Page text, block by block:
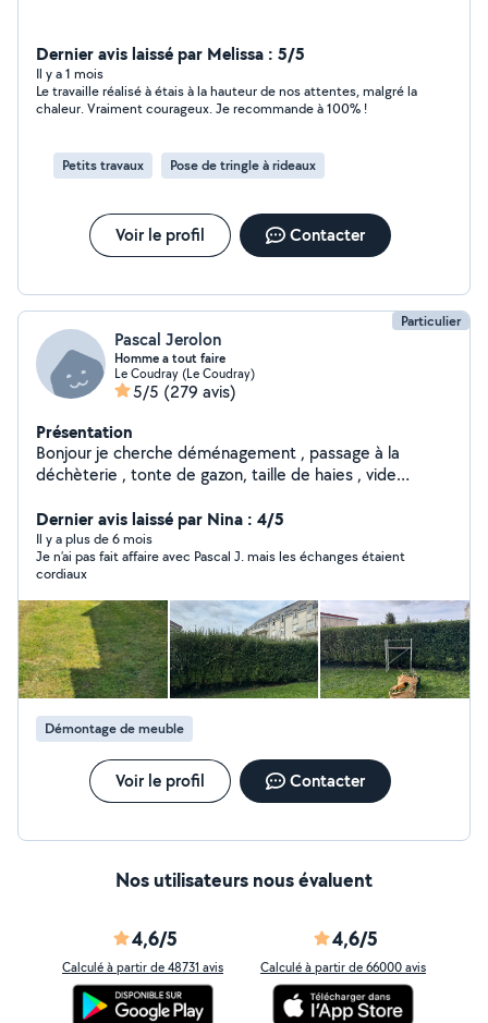
Dernier avis laissé par Melissa : 5/5
Il y a 1 mois
Le travaille réalisé à étais à la hauteur de nos attentes, malgré la
chaleur. Vraiment courageux. Je recommande à 100% !
Petits travaux Pose de tringle à rideaux
Voir le profil Contacter
Particulier
Pascal Jerolon
Homme a tout faire
Le Coudray (Le Coudray)
5/5 (279 avis)
Présentation
Bonjour je cherche déménagement , passage à la
déchèterie , tonte de gazon, taille de haies , vide
Dernier avis laissé par Nina : 4/5
Il y a plus de 6 mois
Je n’ai pas fait affaire avec Pascal J. mais les échanges étaient
cordiaux
Démontage de meuble
Voir le profil Contacter
Nos utilisateurs nous évaluent
4,6/5
Calculé à partir de 48731 avis
4,6/5
Calculé à partir de 66000 avis